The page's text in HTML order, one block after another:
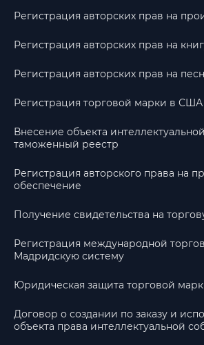
Регистрация авторских прав на
Регистрация авторских прав на
Регистрация авторских прав на
Регистрация торговой марки в США
Внесение объекта
таможенный реестр
Регистрация авторского права на
обеспечение
Получение свидетельства на
Регистрация международной
Мадридскую систему
Юридическая защита торговой
Договор о создании по заказу и
объекта права интеллектуальной